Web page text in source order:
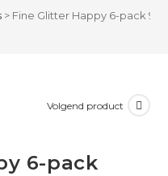
> Fine Glitter Happy 6-pack
Volgend product
6-pack